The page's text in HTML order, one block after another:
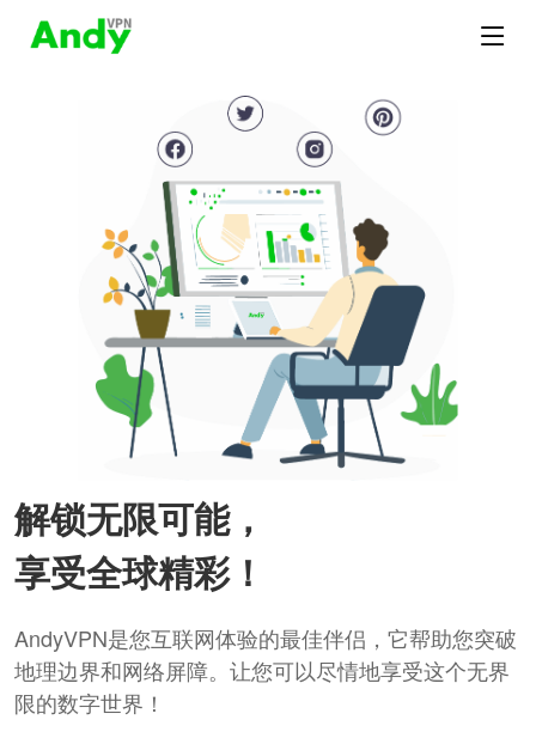
解锁无限可能，
享受全球精彩！
AndyVPN是您互联网体验的最佳伴侣，它帮助您突破
地理边界和网络屏障。让您可以尽情地享受这个无界
限的数字世界！